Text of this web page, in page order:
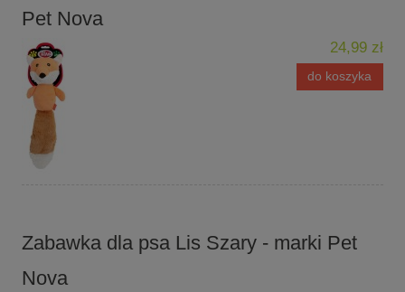
Pet Nova
24,99 zł
do koszyka
Zabawka dla psa Lis Szary - marki Pet
Nova